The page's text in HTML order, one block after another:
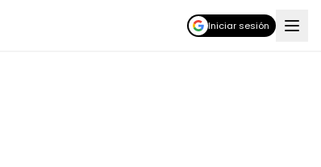
Iniciar sesión